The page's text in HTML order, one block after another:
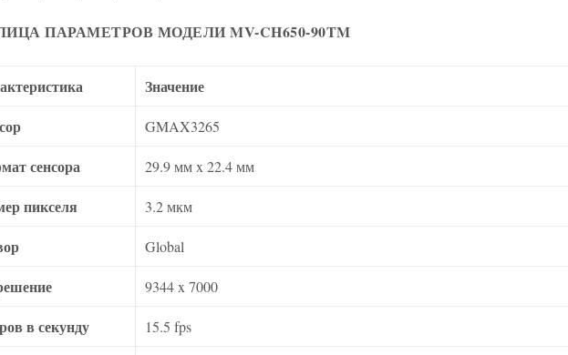
ПАРАМЕТРОВ МОДЕЛИ MV-CH650-90TM
Значение
GMAX3265
сенсора 29.9 мм x 22.4 мм
пикселя 3.2 мкм
Global
9344 x 7000
в секунду 15.5 fps